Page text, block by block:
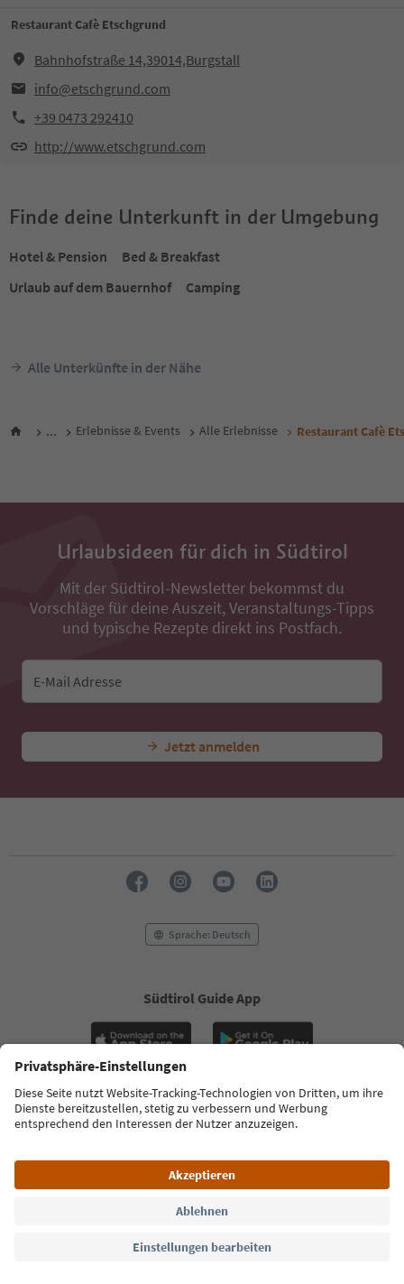
Restaurant Cafè Etschgrund
Bahnhofstraße 14,39014,Burgstall
info@etschgrund.com
+39 0473 292410
http://www.etschgrund.com
Finde deine Unterkunft in der Umgebung
Hotel & Pension
Bed & Breakfast
Urlaub auf dem Bauernhof
Camping
Alle Unterkünfte in der Nähe